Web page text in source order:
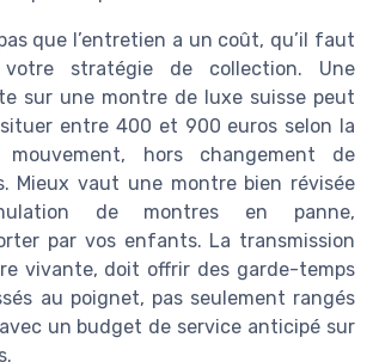
que l’entretien a un coût, qu’il faut
stratégie de collection. Une
sur une montre de luxe suisse peut
entre 400 et 900 euros selon la
mouvement, hors changement de
Mieux vaut une montre bien révisée
de montres en panne,
par vos enfants. La transmission
vivante, doit offrir des garde-temps
au poignet, pas seulement rangés
un budget de service anticipé sur